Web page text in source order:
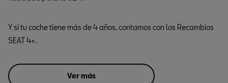
Y si tu coche tiene más de 4 años, contamos con los Recambios
SEAT 4+.
Ver más